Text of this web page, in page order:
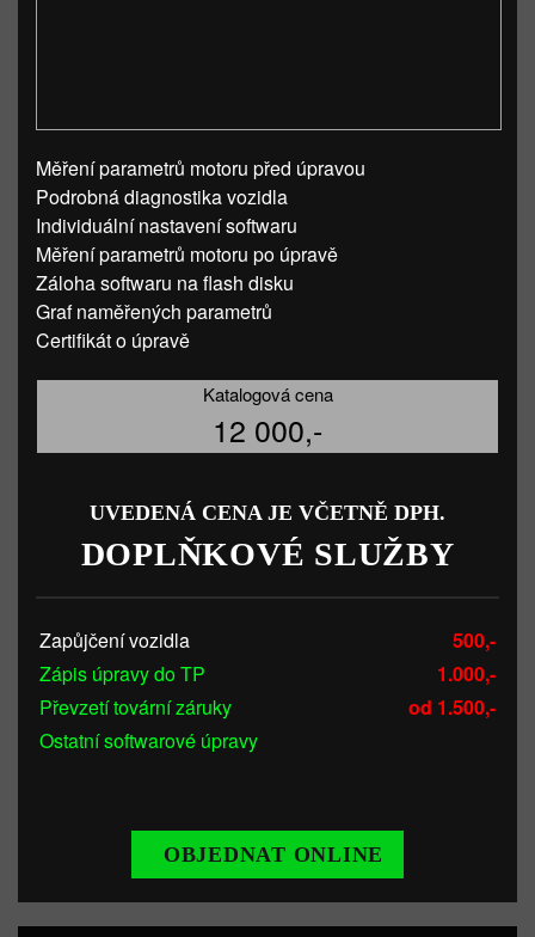
Měření parametrů motoru před úpravou
Podrobná diagnostika vozidla
Individuální nastavení softwaru
Měření parametrů motoru po úpravě
Záloha softwaru na flash disku
Graf naměřených parametrů
Certifikát o úpravě
Katalogová cena
12 000,-
UVEDENÁ CENA JE VČETNĚ DPH.
DOPLŇKOVÉ SLUŽBY
Zapůjčení vozidla
500,-
Zápis úpravy do TP
1.000,-
Převzetí tovární záruky
od 1.500,-
Ostatní softwarové úpravy
OBJEDNAT ONLINE